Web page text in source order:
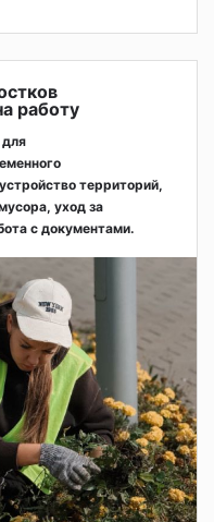
работу
территорий,
уход за
с документами.